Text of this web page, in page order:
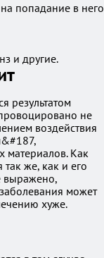
попадание в него
и другие.
результатом
не
воздействия
материалов. Как
же, как и его
выражено,
может
хуже.